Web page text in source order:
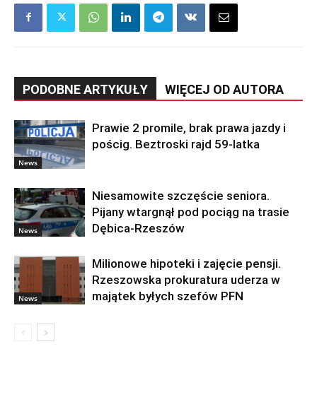
PODOBNE ARTYKUŁY WIĘCEJ OD AUTORA
News
Prawie 2 promile, brak prawa jazdy i
pościg. Beztroski rajd 59-latka
News
Niesamowite szczęście seniora.
Pijany wtargnął pod pociąg na trasie
Dębica-Rzeszów
News
Milionowe hipoteki i zajęcie pensji.
Rzeszowska prokuratura uderza w
majątek byłych szefów PFN